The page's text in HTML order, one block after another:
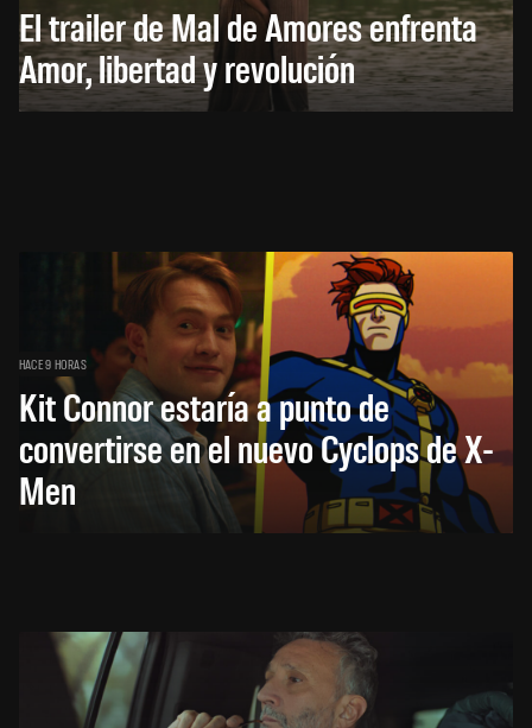
El trailer de Mal de Amores enfrenta
Amor, libertad y revolución
HACE 9 HORAS
Kit Connor estaría a punto de
convertirse en el nuevo Cyclops de X-
Men